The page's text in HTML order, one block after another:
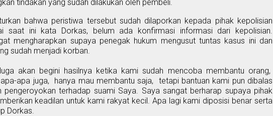
tindakan yang sudah dilakukan oleh pembeli.
bahwa peristiwa tersebut sudah dilaporkan kepada pihak kepolisian
saat ini kata Dorkas, belum ada konfirmasi informasi dari kepolisian.
mengharapkan supaya penegak hukum mengusut tuntas kasus ini dan
sudah menjadi korban.
akan begini hasilnya ketika kami sudah mencoba membantu orang,
apa juga,
hanya mau membantu saja,
tetapi bantuan kami pun dibalas
pengeroyokan terhadap suami Saya. Saya sangat berharap supaya pihak
keadilan untuk kami rakyat kecil. Apa lagi kami diposisi benar serta
Dorkas.